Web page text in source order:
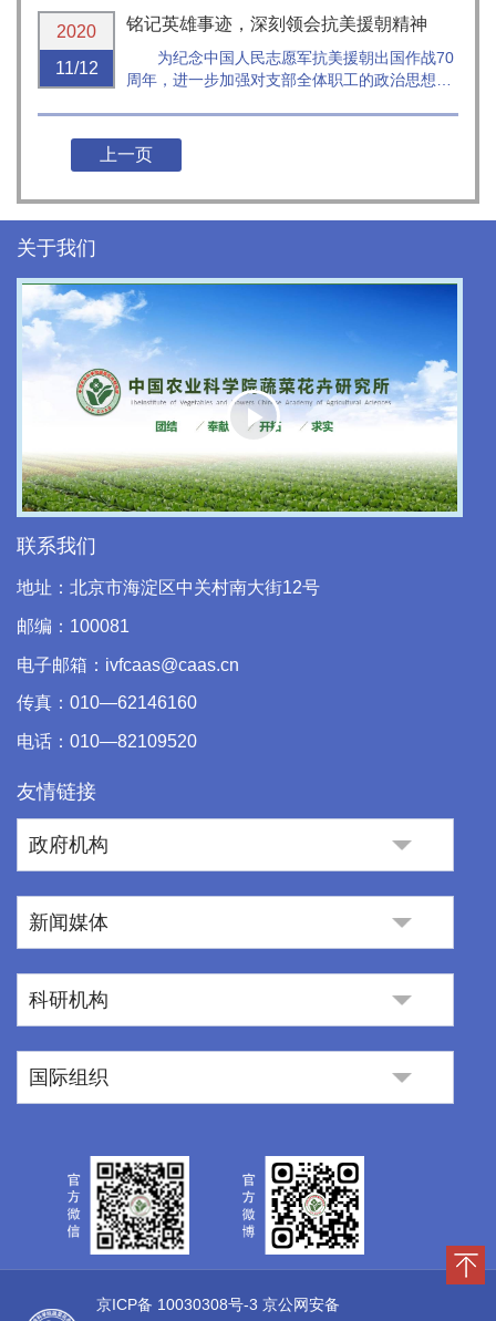
业科学院副院长、党组成员孙坦、中国农村技术
开发中心主任邓小明、副主任孙传范、中国农业
科学院国际合作局局长张亚辉、...
2020
11/12
铭记英雄事迹，深刻领会抗美援朝精神
为纪念中国人民志愿军抗美援朝出国作战70
周年，进一步加强对支部全体职工的政治思想教
上一页
关于我们
Play
Video
联系我们
地址：北京市海淀区中关村南大街12号
邮编：100081
电子邮箱：ivfcaas@caas.cn
传真：010—62146160
电话：010—82109520
友情链接
政府机构
新闻媒体
科研机构
国际组织
京ICP备 10030308号-3 京公网安备